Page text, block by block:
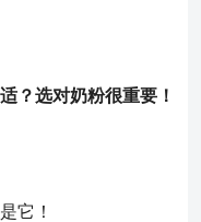
？选对奶粉很重要！
它！